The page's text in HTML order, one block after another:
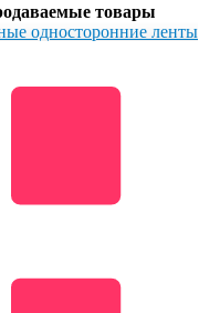
товары
односторонние ленты